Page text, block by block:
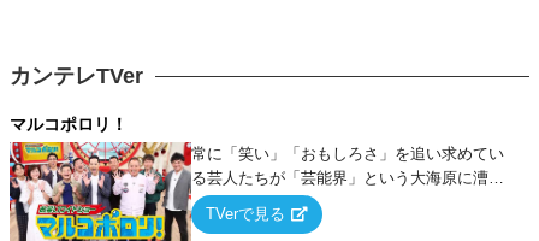
カンテレTVer
マルコポロリ！
常に「笑い」「おもしろさ」を追い求めてい
る芸人たちが「芸能界」という大海原に漕ぎ
出でて、新たなオモシロ人間を発掘する！
TVerで見る